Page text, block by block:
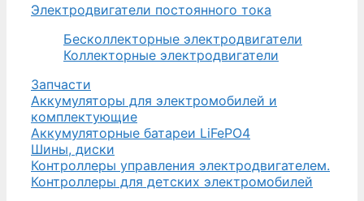
Электродвигатели постоянного тока
Бесколлекторные электродвигатели
Коллекторные электродвигатели
Запчасти
Аккумуляторы для электромобилей и
комплектующие
Аккумуляторные батареи LiFePO4
Шины, диски
Контроллеры управления электродвигателем.
Контроллеры для детских электромобилей